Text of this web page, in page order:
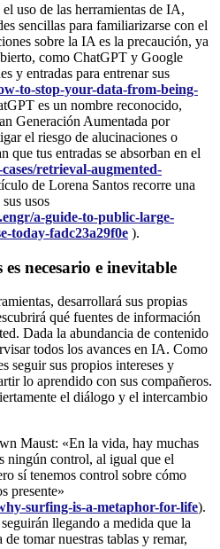
uso de las herramientas de IA,
sencillas para familiarizarse con el
sobre la IA es la precaución, ya
como ChatGPT y Google
y entradas para entrenar sus
to-stop-your-data-from-being-
es un nombre reconocido,
Generación Aumentada por
el riesgo de alucinaciones o
que tus entradas se absorban en el
retrieval-augmented-
de Lorena Santos recorre una
usos
a-guide-to-public-large-
today-fadc23a29f0e ).
necesario e inevitable
desarrollará sus propias
qué fuentes de información
Dada la abundancia de contenido
todos los avances en IA. Como
seguir sus propios intereses y
lo aprendido con sus compañeros.
el diálogo y el intercambio
Maust: «En la vida, hay muchas
ningún control, al igual que el
sí tenemos control sobre cómo
presente»
surfing-is-a-metaphor-for-life).
llegando a medida que la
tomar nuestras tablas y remar,